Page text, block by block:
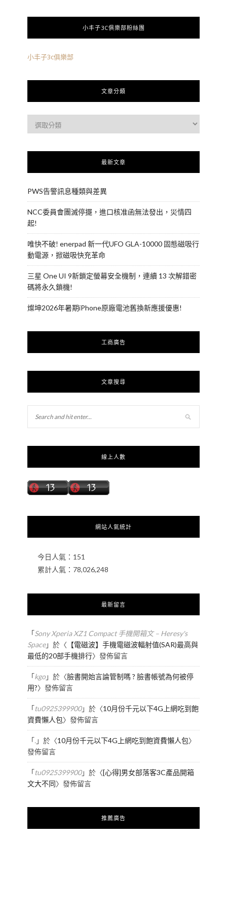
小丰子3C俱樂部粉絲團
小丰子3c俱樂部
文章分類
最新文章
PWS告警訊息種類與差異
NCC委員會團滅停擺，進口核准函無法發出，災情四
起!
唯快不破! enerpad 新一代UFO GLA-10000 固態磁吸行
動電源，掀磁吸快充革命
三星 One UI 9新鎖定螢幕安全機制，連續 13 次解錯密
碼將永久鎖機!
燦坤2026年暑期iPhone原廠電池舊換新應援優惠!
工商廣告
文章搜尋
線上人數
網站人氣統計
今日人氣： 151
累計人氣： 78,026,248
最新留言
「Sony Xperia XZ1 Compact 手機開箱文 – Heresy's
Space」於〈 【電磁波】手機電磁波輻射值(SAR)最高與
最低的20部手機排行〉發佈留言
「kgo」於〈臉書開始言論管制嗎 ? 臉書帳號為何被停
用?〉發佈留言
「tu0925399900」於〈10月份千元以下4G上網吃到飽
資費懶人包〉發佈留言
「.」於〈10月份千元以下4G上網吃到飽資費懶人包〉
發佈留言
「tu0925399900」於〈[心得]男女部落客3C產品開箱
文大不同〉發佈留言
推薦廣告